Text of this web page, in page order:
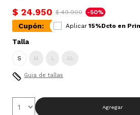
$ 24.950 $ 49.900 -50%
Cupón: Aplicar 15%Dcto en
Talla
S M L XL
Guia de tallas
Agregar